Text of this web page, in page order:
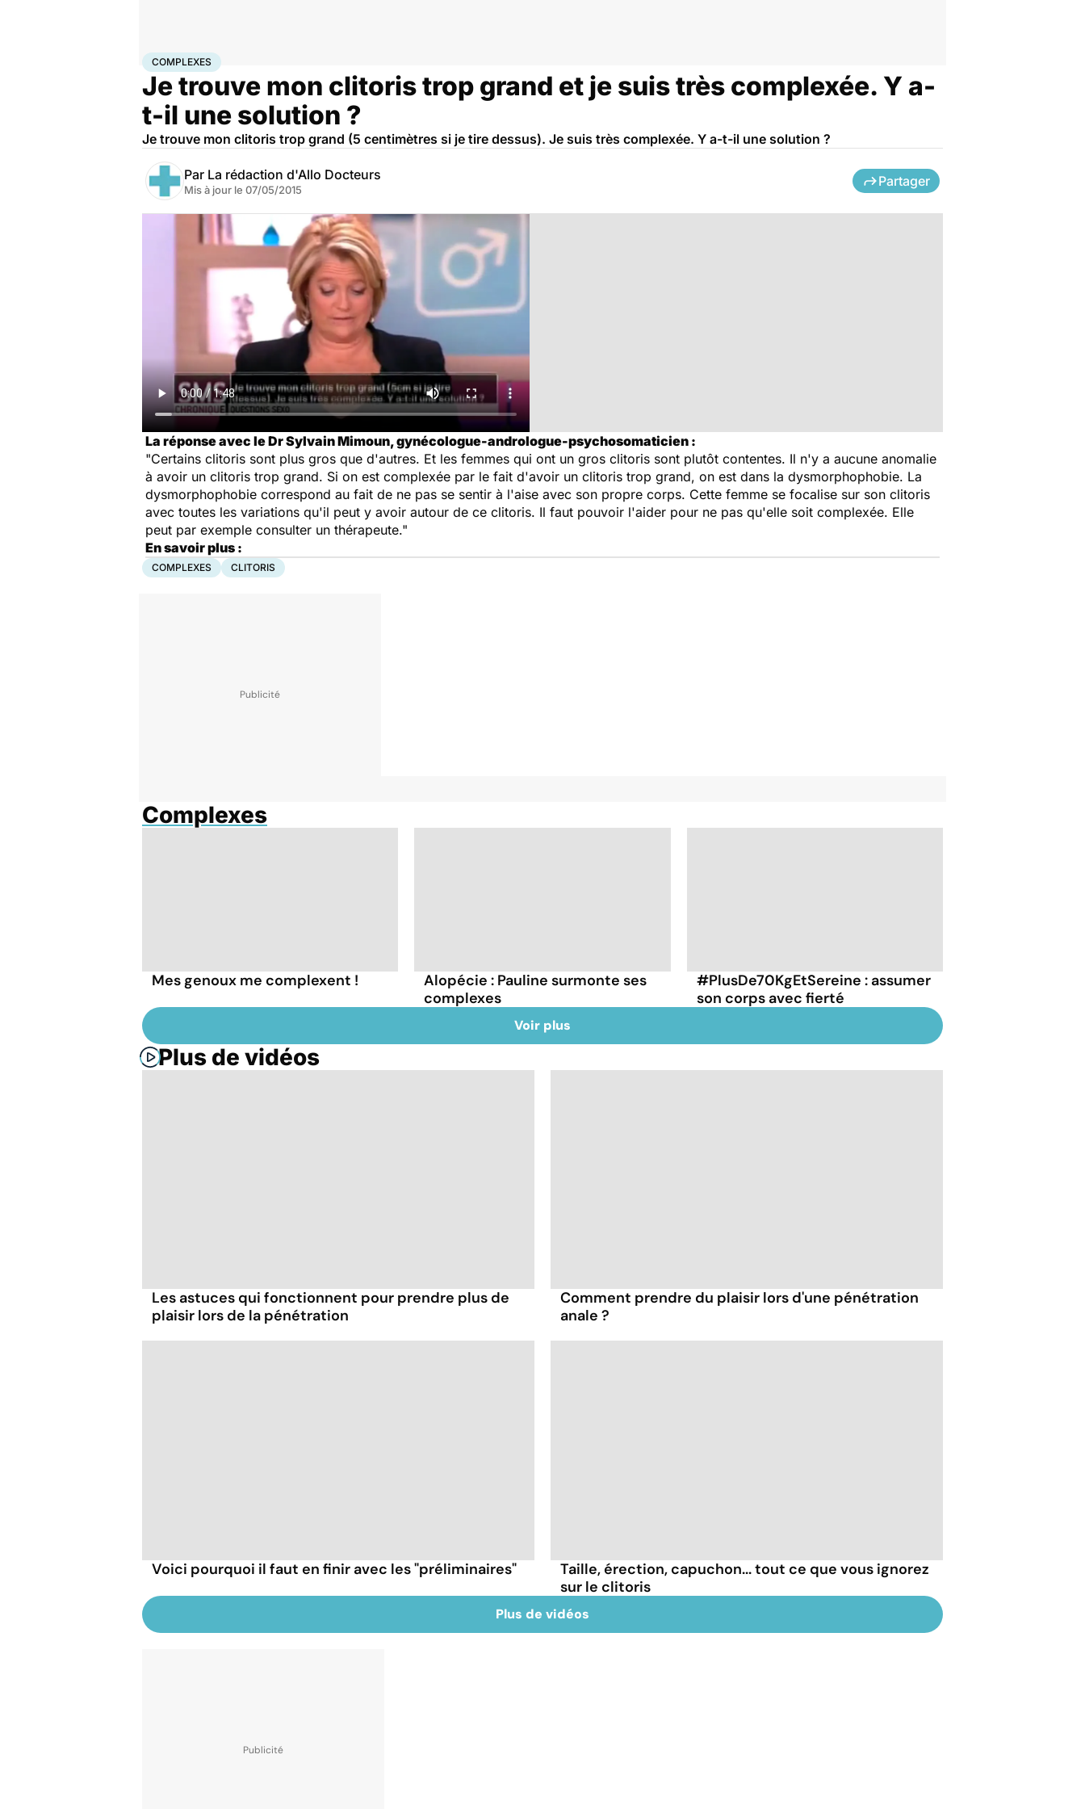
AccueilSantéComplexes
COMPLEXES
Je trouve mon clitoris trop grand et je suis très complexée. Y a-
t-il une solution ?
Je trouve mon clitoris trop grand (5 centimètres si je tire dessus). Je suis très complexée. Y a-t-il une solution ?
Par La rédaction d'Allo Docteurs
Mis à jour le 07/05/2015
Partager
La réponse avec le Dr Sylvain Mimoun, gynécologue-andrologue-psychosomaticien :
"Certains clitoris sont plus gros que d'autres. Et les femmes qui ont un gros clitoris sont plutôt contentes. Il n'y a aucune anomalie
à avoir un clitoris trop grand. Si on est complexée par le fait d'avoir un clitoris trop grand, on est dans la dysmorphophobie. La
dysmorphophobie correspond au fait de ne pas se sentir à l'aise avec son propre corps. Cette femme se focalise sur son clitoris
avec toutes les variations qu'il peut y avoir autour de ce clitoris. Il faut pouvoir l'aider pour ne pas qu'elle soit complexée. Elle
peut par exemple consulter un thérapeute."
En savoir plus :
COMPLEXES CLITORIS
Complexes
Mes genoux me complexent !
Alopécie : Pauline surmonte ses
complexes
#PlusDe70KgEtSereine : assumer
son corps avec fierté
Voir plus
Plus de vidéos
Les astuces qui fonctionnent pour prendre plus de
plaisir lors de la pénétration
Comment prendre du plaisir lors d'une pénétration
anale ?
Voici pourquoi il faut en finir avec les "préliminaires"
Taille, érection, capuchon... tout ce que vous ignorez
sur le clitoris
Plus de vidéos